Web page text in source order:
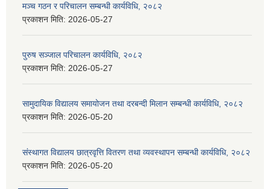
मञ्च गठन र परिचालन सम्बन्धी कार्यविधि, २०८२
प्रकाशन मिति: 2026-05-27
पुरुष सञ्जाल परिचालन कार्यविधि, २०८२
प्रकाशन मिति: 2026-05-27
सामुदायिक विद्यालय समायोजन तथा दरबन्दी मिलान सम्बन्धी कार्यविधि, २०८२
प्रकाशन मिति: 2026-05-20
संस्थागत विद्यालय छात्रवृत्ति वितरण तथा व्यवस्थापन सम्बन्धी कार्यविधि, २०८२
प्रकाशन मिति: 2026-05-20